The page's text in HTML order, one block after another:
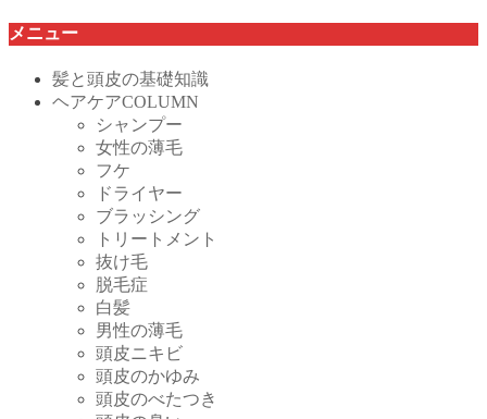
メニュー
髪と頭皮の基礎知識
ヘアケアCOLUMN
シャンプー
女性の薄毛
フケ
ドライヤー
ブラッシング
トリートメント
抜け毛
脱毛症
白髪
男性の薄毛
頭皮ニキビ
頭皮のかゆみ
頭皮のべたつき